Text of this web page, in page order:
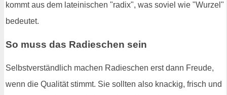
kommt aus dem lateinischen "radix", was soviel wie "Wurzel"
bedeutet.
So muss das Radieschen sein
Selbstverständlich machen Radieschen erst dann Freude,
wenn die Qualität stimmt. Sie sollten also knackig, frisch und